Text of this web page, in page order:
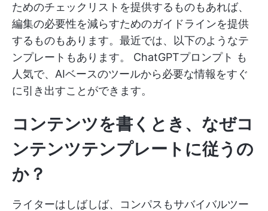
ためのチェックリストを提供するものもあれば、
編集の必要性を減らすためのガイドラインを提供
するものもあります。最近では、以下のようなテ
ンプレートもあります。 ChatGPTプロンプト も
人気で、AIベースのツールから必要な情報をすぐ
に引き出すことができます。
コンテンツを書くとき、なぜコ
ンテンツテンプレートに従うの
か？
ライターはしばしば、コンパスもサバイバルツー